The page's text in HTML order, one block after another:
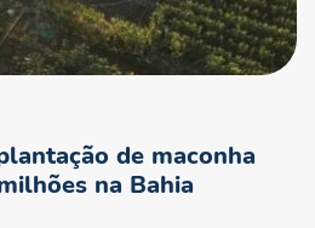
de maconha
na Bahia